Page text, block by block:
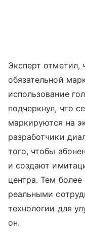
Эксперт отметил,
обязательной
использование
подчеркнул, что
маркируются на
разработчики
того, чтобы
и создают
центра. Тем
реальными
технологии для
он.